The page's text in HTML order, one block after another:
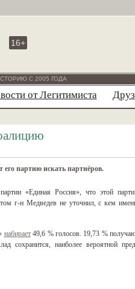
16+
С 2005 ГОДА
от Легитимиста
партию искать партнёров.
«Единая Россия», что этой
г-н Медведев не уточнил, с кем
набирает49,6 % голосов. 19,73 %
наиболее вероятной